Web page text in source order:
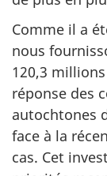
Comme il a
nous
120,3
réponse des
autochtones
face à la
cas. Cet